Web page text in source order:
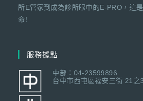
所E管家到成為診所眼中的E-PRO，這
命!
服務據點
中部：04-23599896
台中市西屯區福安三街 21之